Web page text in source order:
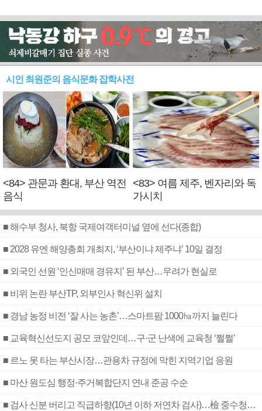
시인 최원준의 음식문화 잡학사전
<84> 관문과 환대, 부산 역전
음식
<83> 여름 제주, 벤자리와 독
가시치
■ 해수부 청사, 북항 국제여객터미널 옆에 선다(종합)
■ 2028 유엔 해양총회 개최지, ‘부산이냐 제주냐’ 10일 결정
■ 외국인 선원 ‘인신매매 경유지’ 된 부산…우려가 현실로
■ 비위 논란 부산TP, 외부인사 혁신위 설치
■ 경남 농정 비전 ‘잘 사는 농촌’…스마트팜 1000㏊까지 늘린다
■ 교육혁신선도지 공모 코앞인데…구·군 난색에 교육청 ‘쩔쩔’
■ 르노 못 타는 부산시장…관용차 규정에 막힌 지역기업 응원
■ 마산 원도심 행정·주거복합단지 연내 준공 수순
■ 검사 신분 버리고 직급하향(10년 이하 저연차 검사)…檢 중수청행 기피